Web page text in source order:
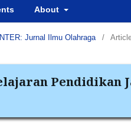
About
Jurnal Ilmu Olahraga /
Pendidikan